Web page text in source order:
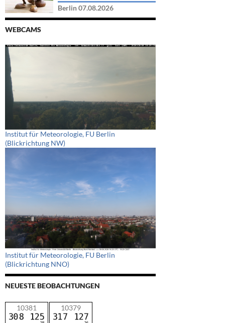
Berlin 07.08.2026
WEBCAMS
Institut für Meteorologie, FU Berlin
(Blickrichtung NW)
Institut für Meteorologie, FU Berlin
(Blickrichtung NNO)
NEUESTE BEOBACHTUNGEN
10381 10379